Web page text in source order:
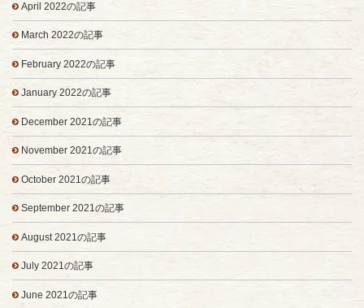
April 2022の記事
March 2022の記事
February 2022の記事
January 2022の記事
December 2021の記事
November 2021の記事
October 2021の記事
September 2021の記事
August 2021の記事
July 2021の記事
June 2021の記事